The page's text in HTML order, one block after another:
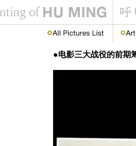
●电影三大战役的前期